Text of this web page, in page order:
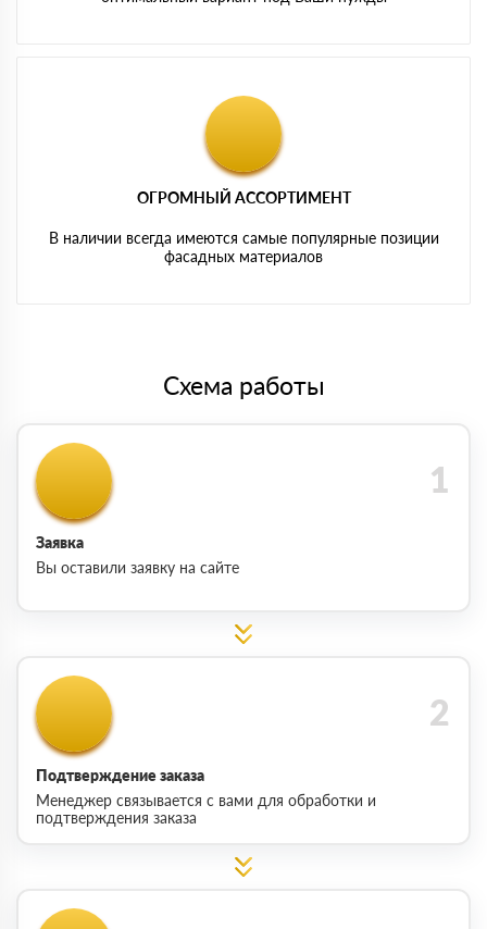
ОГРОМНЫЙ АССОРТИМЕНТ
В наличии всегда имеются самые популярные позиции
фасадных материалов
Схема работы
Заявка
Вы оставили заявку на сайте
Подтверждение заказа
Менеджер связывается с вами для обработки и
подтверждения заказа